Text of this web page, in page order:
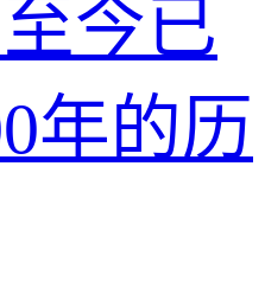
今已
年的历